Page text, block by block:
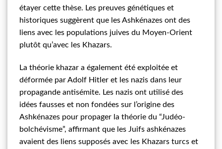
étayer cette thèse. Les preuves génétiques et
historiques suggèrent que les Ashkénazes ont des
liens avec les populations juives du Moyen-Orient
plutôt qu’avec les Khazars.
La théorie khazar a également été exploitée et
déformée par Adolf Hitler et les nazis dans leur
propagande antisémite. Les nazis ont utilisé des
idées fausses et non fondées sur l’origine des
Ashkénazes pour propager la théorie du “Judéo-
bolchévisme”, affirmant que les Juifs ashkénazes
avaient des liens supposés avec les Khazars turcs et